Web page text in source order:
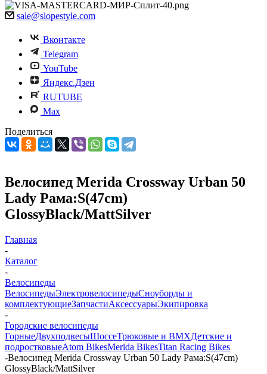
sale@slopestyle.com
Вконтакте
Telegram
YouTube
Яндекс.Дзен
RUTUBE
Max
Поделиться
Велосипед Merida Crossway Urban 50
Lady Рама:S(47cm)
GlossyBlack/MattSilver
Главная
-
Каталог
-
Велосипеды
ВелосипедыЭлектровелосипедыCноуборды и
комплектующиеЗапчастиАксессуарыЭкипировка
-
Городские велосипеды
ГорныеДвухподвесыШоссеТрюковые и BMXДетские и
подростковыеAtom BikesMerida BikesTitan Racing Bikes
-Велосипед Merida Crossway Urban 50 Lady Рама:S(47cm)
GlossyBlack/MattSilver